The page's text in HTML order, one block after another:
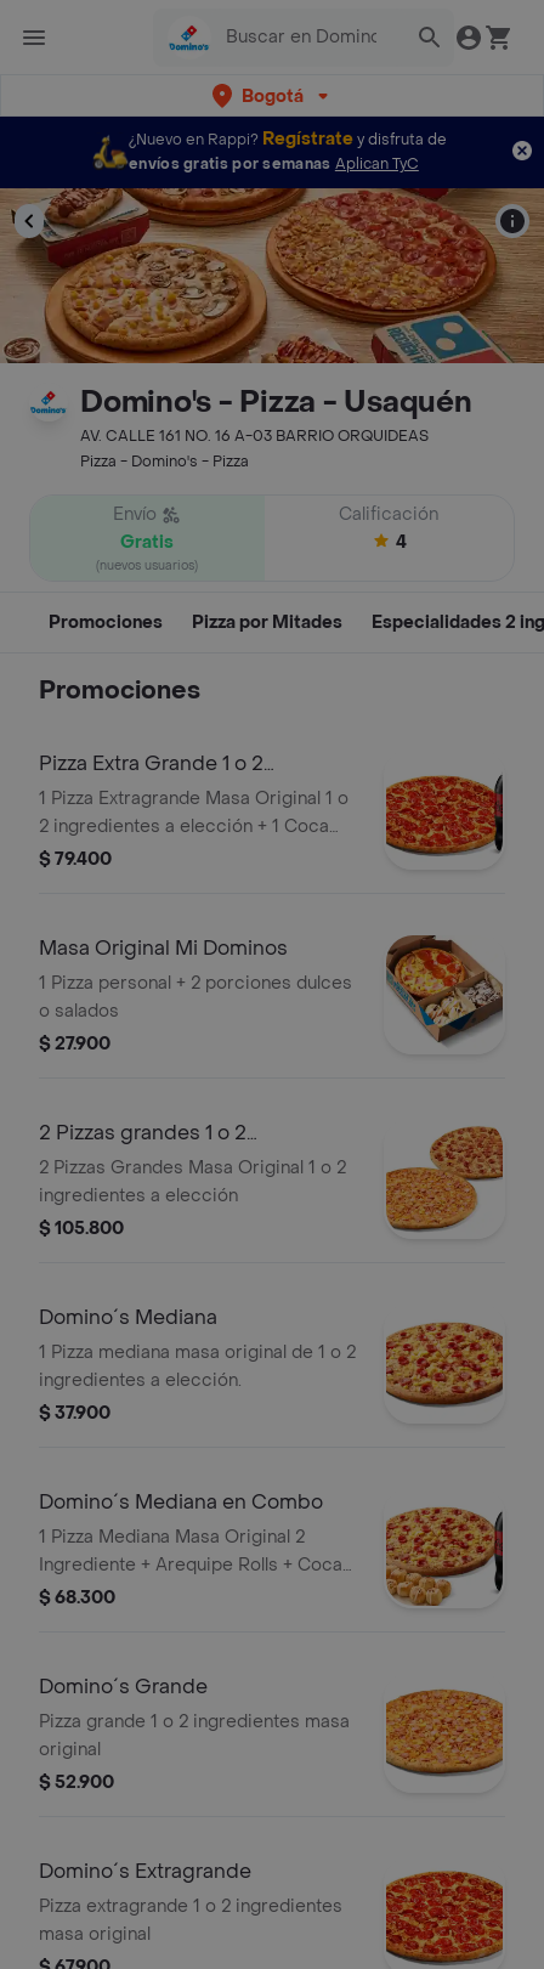
Bogotá
¿Nuevo en Rappi? Regístratey disfruta de
envíos gratis por semanas Aplican TyC
Domino's - Pizza - Usaquén
AV. CALLE 161 NO. 16 A-03 BARRIO ORQUIDEAS
Pizza - Domino's - Pizza
Envío
Gratis
(nuevos usuarios)
Calificación
4
Promociones Pizza por Mitades Especialidades 2
Promociones
Pizza Extra Grande 1 o 2
Ingredientes y
1 Pizza Extragrande Masa Original 1 o
2 ingredientes a elección + 1 Coca
Cola Zero 1.5L
$ 79.400
Masa Original Mi Dominos
1 Pizza personal + 2 porciones dulces
o salados
$ 27.900
2 Pizzas grandes 1 o 2
ingredientes
2 Pizzas Grandes Masa Original 1 o 2
ingredientes a elección
$ 105.800
Domino´s Mediana
1 Pizza mediana masa original de 1 o 2
ingredientes a elección.
$ 37.900
Domino´s Mediana en Combo
1 Pizza Mediana Masa Original 2
Ingrediente + Arequipe Rolls + Coca
Cola Zero 1.5lts.
$ 68.300
Domino´s Grande
Pizza grande 1 o 2 ingredientes masa
original
$ 52.900
Domino´s Extragrande
Pizza extragrande 1 o 2 ingredientes
masa original